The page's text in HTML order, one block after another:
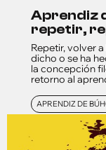
aprendiz de búho – repetir,
repetir,
Repetir, volver
dicho o se ha
la concepción
retorno al
APRENDIZ DE